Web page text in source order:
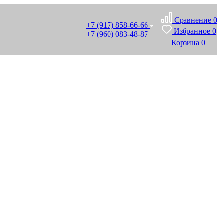
+7 (917) 858-66-66
+7 (960) 083-48-87
Сравнение 0
Избранное 0
Корзина 0